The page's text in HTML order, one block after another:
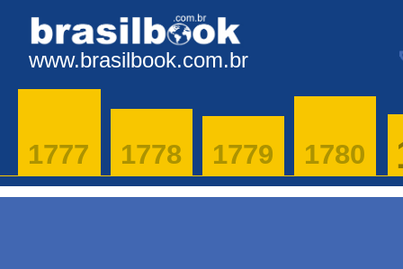
www.brasilbook.com.br
1777 1778 1779 1780